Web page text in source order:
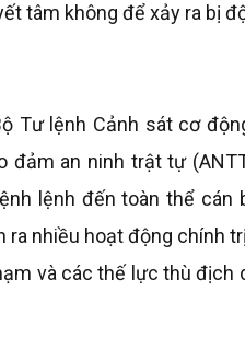
tâm không để xảy ra bị
Tư lệnh Cảnh sát cơ
đảm an ninh trật tự
lệnh đến toàn thể cán
nhiều hoạt động chính
và các thế lực thù địch